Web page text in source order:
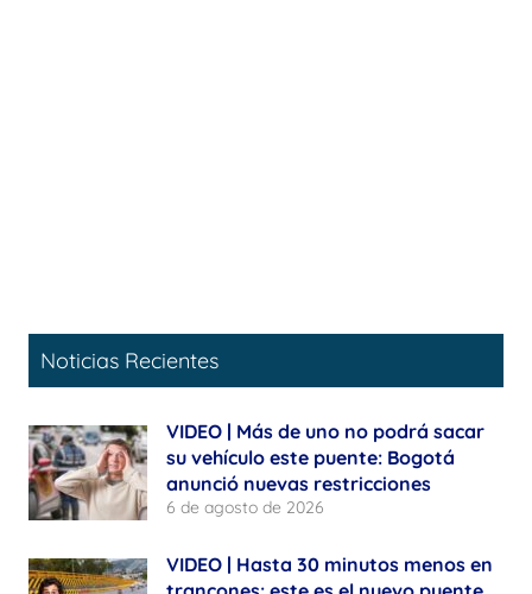
Noticias Recientes
VIDEO | Más de uno no podrá sacar
su vehículo este puente: Bogotá
anunció nuevas restricciones
6 de agosto de 2026
VIDEO | Hasta 30 minutos menos en